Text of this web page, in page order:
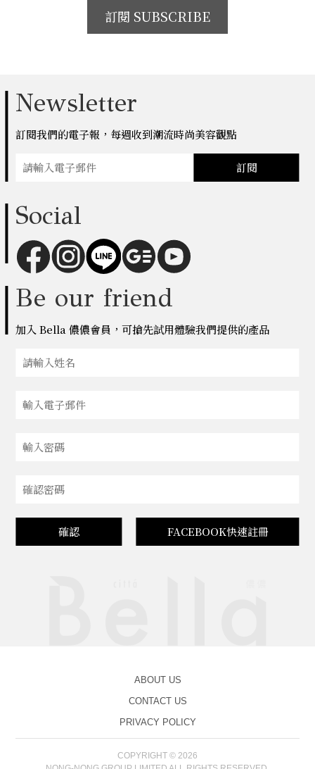
訂閱 SUBSCRIBE
Newsletter
訂閱我們的電子報，每週收到潮流時尚美容觀點
訂閱
Social
Be our friend
加入 Bella 儂儂會員，可搶先試用體驗我們提供的產品
確認 FACEBOOK快速註冊
ABOUT US
CONTACT US
PRIVACY POLICY
COPYRIGHT © 2026